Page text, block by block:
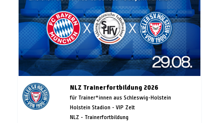
NLZ Trainerfortbildung 2026
für Trainer*innen aus Schleswig-Holstein
Holstein Stadion - VIP Zelt
NLZ - Trainerfortbildung